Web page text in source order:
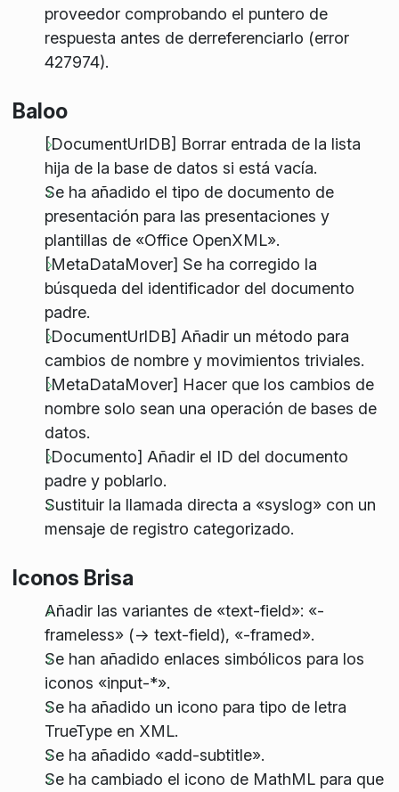
proveedor comprobando el puntero de
respuesta antes de derreferenciarlo (error
427974).
Baloo
[DocumentUrlDB] Borrar entrada de la lista
hija de la base de datos si está vacía.
Se ha añadido el tipo de documento de
presentación para las presentaciones y
plantillas de «Office OpenXML».
[MetaDataMover] Se ha corregido la
búsqueda del identificador del documento
padre.
[DocumentUrlDB] Añadir un método para
cambios de nombre y movimientos triviales.
[MetaDataMover] Hacer que los cambios de
nombre solo sean una operación de bases de
datos.
[Documento] Añadir el ID del documento
padre y poblarlo.
Sustituir la llamada directa a «syslog» con un
mensaje de registro categorizado.
Iconos Brisa
Añadir las variantes de «text-field»: «-
frameless» (-> text-field), «-framed».
Se han añadido enlaces simbólicos para los
iconos «input-*».
Se ha añadido un icono para tipo de letra
TrueType en XML.
Se ha añadido «add-subtitle».
Se ha cambiado el icono de MathML para que